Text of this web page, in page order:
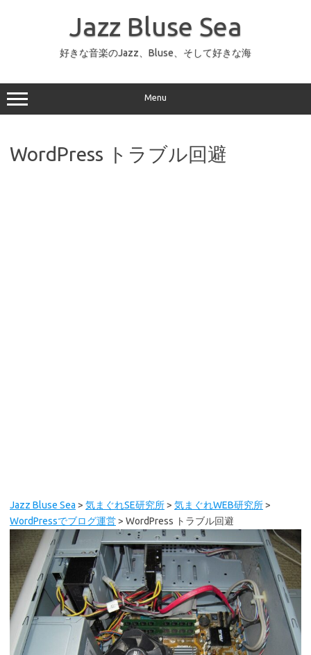
ッ
プ
Jazz Bluse Sea
好きな音楽のJazz、Bluse、そして好きな海
Menu
WordPress トラブル回避
Jazz Bluse Sea > 気まぐれSE研究所> 気まぐれWEB研究所>
WordPressでブログ運営> WordPress トラブル回避